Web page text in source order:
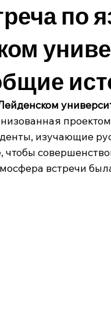
по
проектом
изучающие
чтобы
встречи